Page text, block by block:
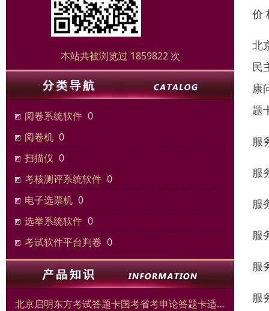
本站共被浏览过 1859822 次
阅卷系统软件 0
阅卷机 0
扫描仪 0
考核测评系统软件 0
电子选票机 0
选举系统软件 0
考试软件平台判卷 0
北京启明东方考试答题卡国考省考申论答题卡适合模拟考试练习
价
北
民
康
题
服
服
服
服
服
服